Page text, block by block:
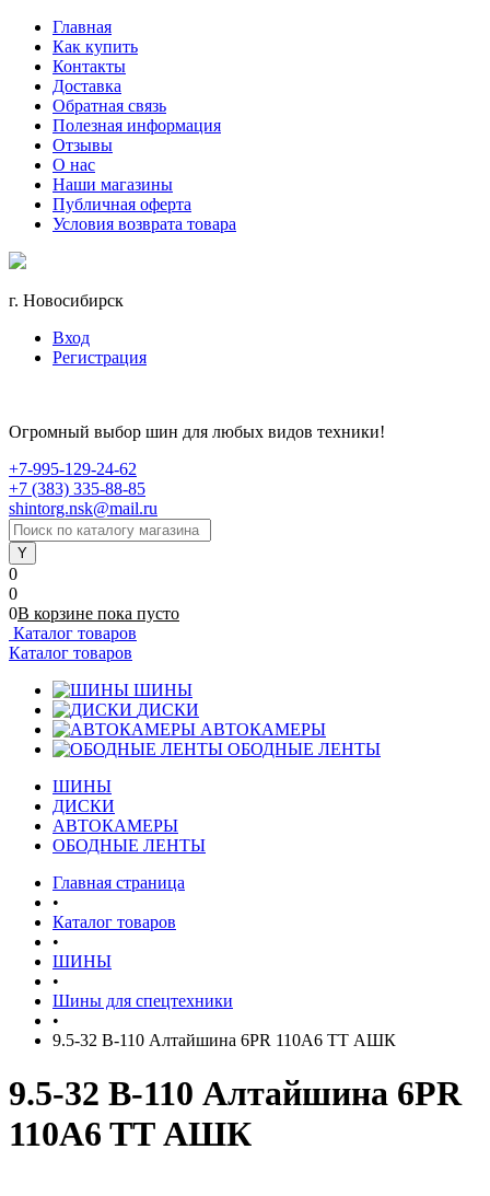
Главная
Как купить
Контакты
Доставка
Обратная связь
Полезная информация
Отзывы
О нас
Наши магазины
Публичная оферта
Условия возврата товара
г. Новосибирск
Вход
Регистрация
Огромный выбор шин для любых видов техники!
+7-995-129-24-62
+7 (383) 335-88-85
shintorg.nsk@mail.ru
0
0
0В корзине пока пусто
Каталог товаров
Каталог товаров
ШИНЫ
ДИСКИ
АВТОКАМЕРЫ
ОБОДНЫЕ ЛЕНТЫ
ШИНЫ
ДИСКИ
АВТОКАМЕРЫ
ОБОДНЫЕ ЛЕНТЫ
Главная страница
•
Каталог товаров
•
ШИНЫ
•
Шины для спецтехники
•
9.5-32 В-110 Алтайшина 6PR 110A6 TT АШК
9.5-32 В-110 Алтайшина 6PR
110A6 TT АШК